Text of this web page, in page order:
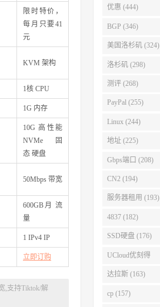
限时特价，
每月只要41
元
KVM 架构
1核 CPU
1G 内存
10G 高性能
NVMe固
态 硬盘
50Mbps 带宽
600GB月 流
量
1 IPv4 IP
立即订购
,支持Tiktok/解
优惠 (444)
BGP (346)
美国洛杉矶 (324)
洛杉矶 (298)
测评 (268)
PayPal (255)
Linux (244)
地址 (225)
Gbps端口 (208)
CN2 (194)
服务器租用 (193)
4837 (182)
SSD硬盘 (176)
UCloud优刻得
(168)
达拉斯 (163)
cp (157)